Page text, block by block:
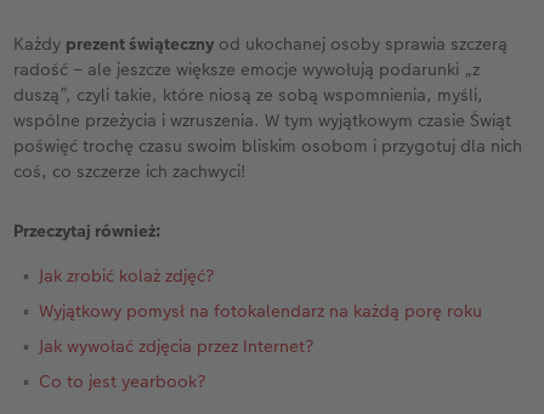
Każdy prezent świąteczny od ukochanej osoby sprawia szczerą
radość – ale jeszcze większe emocje wywołują podarunki „z
duszą”, czyli takie, które niosą ze sobą wspomnienia, myśli,
wspólne przeżycia i wzruszenia. W tym wyjątkowym czasie Świąt
poświęć trochę czasu swoim bliskim osobom i przygotuj dla nich
coś, co szczerze ich zachwyci!
Przeczytaj również:
Jak zrobić kolaż zdjęć?
Wyjątkowy pomysł na fotokalendarz na każdą porę roku
Jak wywołać zdjęcia przez Internet?
Co to jest yearbook?